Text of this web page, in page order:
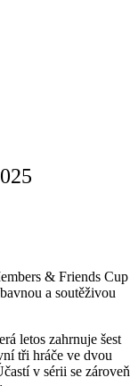
& Friends Cup
a soutěživou
letos zahrnuje šest
tři hráče ve dvou
v sérii se zároveň